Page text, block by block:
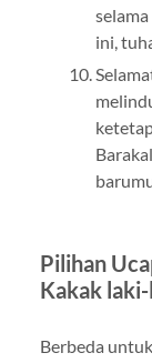
ini,
Pilihan
Kakak
Berbeda